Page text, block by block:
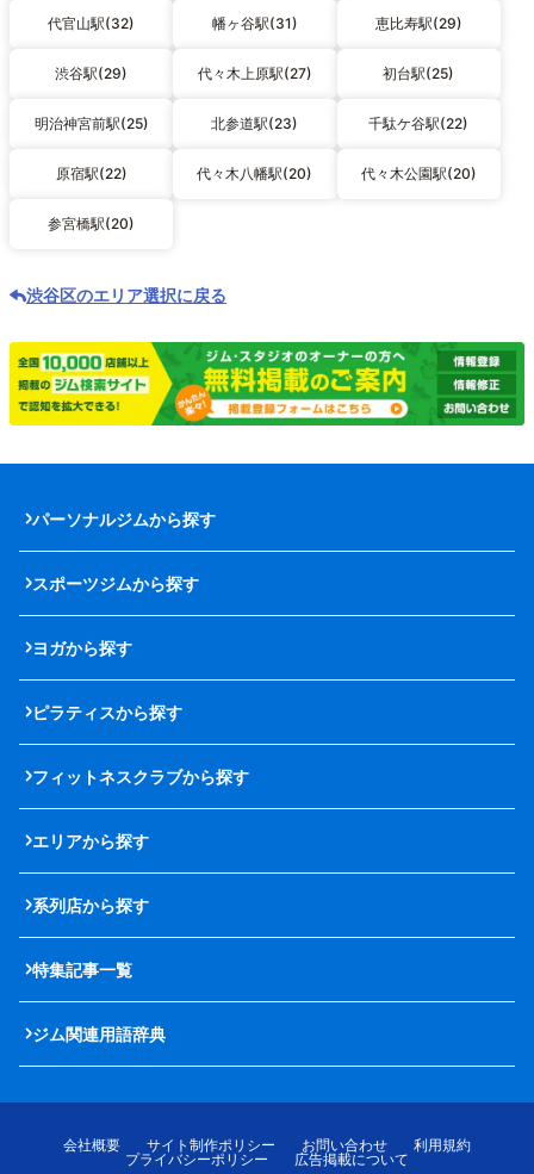
代官山駅(32) 幡ヶ谷駅(31) 恵比寿駅(29)
渋谷駅(29) 代々木上原駅(27) 初台駅(25)
明治神宮前駅(25) 北参道駅(23) 千駄ケ谷駅(22)
原宿駅(22) 代々木八幡駅(20) 代々木公園駅(20)
参宮橋駅(20)
渋谷区のエリア選択に戻る
パーソナルジムから探す
スポーツジムから探す
ヨガから探す
ピラティスから探す
フィットネスクラブから探す
エリアから探す
系列店から探す
特集記事一覧
ジム関連用語辞典
会社概要 サイト制作ポリシー お問い合わせ
利用規約
プライバシーポリシー
広告掲載について